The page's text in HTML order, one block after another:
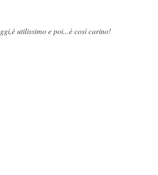
utilissimo e poi...è così carino!